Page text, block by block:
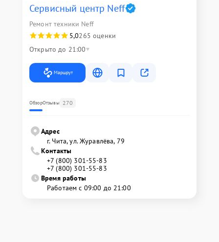
Сервисный центр Neff
Ремонт техники Neff
5,0265 оценки
Открыто до 21:00
Маршрут
ОбзорОтзывы 270
Адрес
г. Чита, ул. Журавлёва, 79
Контакты
+7 (800) 301-55-83
+7 (800) 301-55-83
Время работы
Работаем с 09:00 до 21:00